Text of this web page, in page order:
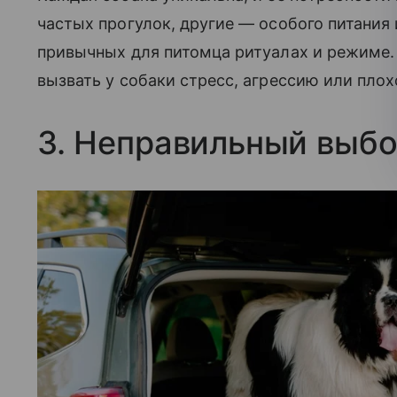
частых прогулок, другие — особого
привычных для питомца ритуалах и
вызвать у собаки стресс, агрессию или
3. Неправильный